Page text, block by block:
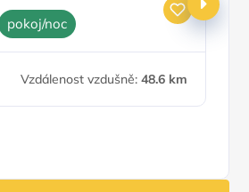
pokoj/noc
Vzdálenost vzdušně: 48.6 km